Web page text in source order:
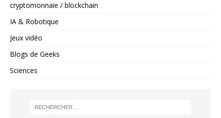
cryptomonnaie / blockchain
IA & Robotique
Jeux vidéo
Blogs de Geeks
Sciences